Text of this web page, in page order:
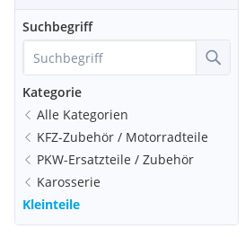
Suchbegriff
Kategorie
Alle Kategorien
KFZ-Zubehör / Motorradteile
PKW-Ersatzteile / Zubehör
Karosserie
Kleinteile